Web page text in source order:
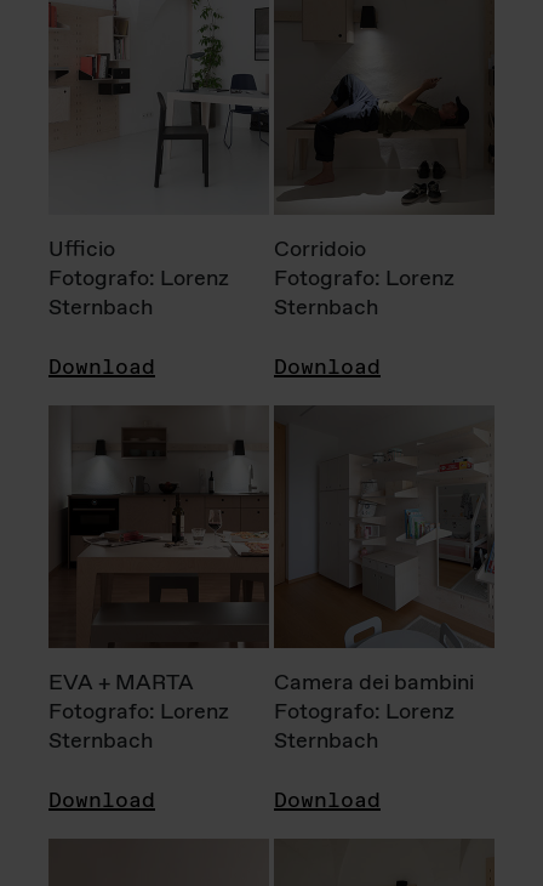
Ufficio
Fotografo: Lorenz
Sternbach
Download
Corridoio
Fotografo: Lorenz
Sternbach
Download
EVA + MARTA
Fotografo: Lorenz
Sternbach
Download
Camera dei bambini
Fotografo: Lorenz
Sternbach
Download